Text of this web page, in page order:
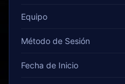
Equipo
Método de Sesión
Fecha de Inicio